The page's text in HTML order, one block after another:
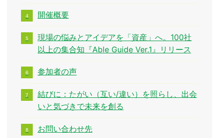
開催概要
現場の悩みとアイデアを「資産」へ。100社
以上の集合知『Able Guide Ver.1』リリース
参加者の声
結びに：たがい（互い/違い）を照らし、出会
いと気づきで未来を創る
お問い合わせ先